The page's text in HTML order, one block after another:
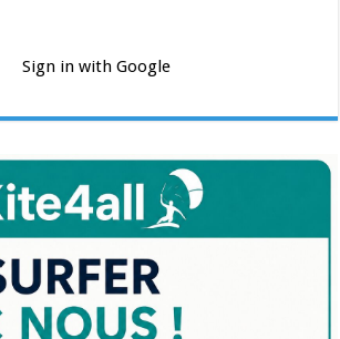
Sign in with Google